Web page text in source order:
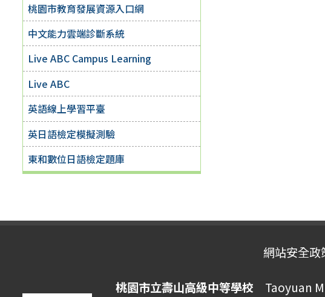
桃園市教育發展資源入口網
中文能力雲端診斷系統
Live ABC Campus Learning
Live ABC
英語線上學習平臺
英日語檢定模擬測驗
東和數位日語檢定題庫
網站安全政
桃園市立壽山高級中等學校 Taoyuan